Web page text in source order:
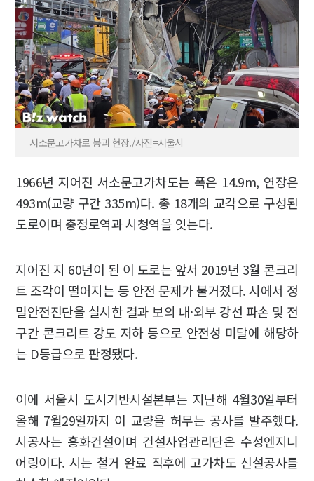
서소문고가차로 붕괴 현장./사진=서울시
1966년 지어진 서소문고가차도는 폭은 14.9m, 연장은
493m(교량 구간 335m)다. 총 18개의 교각으로 구성된
도로이며 충정로역과 시청역을 잇는다.
지어진 지 60년이 된 이 도로는 앞서 2019년 3월 콘크리
트 조각이 떨어지는 등 안전 문제가 불거졌다. 시에서 정
밀안전진단을 실시한 결과 보의 내·외부 강선 파손 및 전
구간 콘크리트 강도 저하 등으로 안전성 미달에 해당하
는 D등급으로 판정됐다.
이에 서울시 도시기반시설본부는 지난해 4월30일부터
올해 7월29일까지 이 교량을 허무는 공사를 발주했다.
시공사는 흥화건설이며 건설사업관리단은 수성엔지니
어링이다. 시는 철거 완료 직후에 고가차도 신설공사를